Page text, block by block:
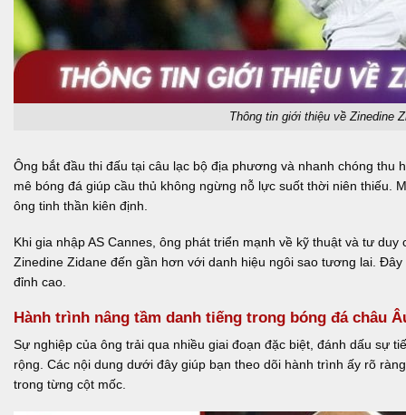
Thông tin giới thiệu về Zinedine
Ông bắt đầu thi đấu tại câu lạc bộ địa phương và nhanh chóng thu
mê bóng đá giúp cầu thủ không ngừng nỗ lực suốt thời niên thiếu.
ông tinh thần kiên định.
Khi gia nhập AS Cannes, ông phát triển mạnh về kỹ thuật và tư
Zinedine Zidane đến gần hơn với danh hiệu ngôi sao tương lai.
đỉnh cao.
Hành trình nâng tầm danh tiếng trong bóng đá châu
Sự nghiệp của ông trải qua nhiều giai đoạn đặc biệt, đánh dấu sự
rộng. Các nội dung dưới đây giúp bạn theo dõi hành trình ấy rõ
trong từng cột mốc.